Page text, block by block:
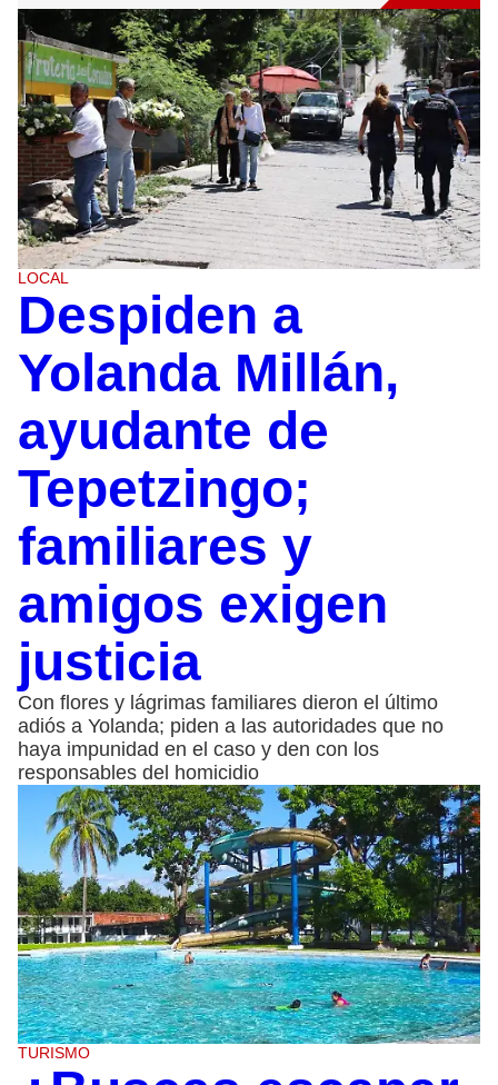
LOCAL
Despiden a
Yolanda Millán,
ayudante de
Tepetzingo;
familiares y
amigos exigen
justicia
Con flores y lágrimas familiares dieron el último
adiós a Yolanda; piden a las autoridades que no
haya impunidad en el caso y den con los
responsables del homicidio
TURISMO